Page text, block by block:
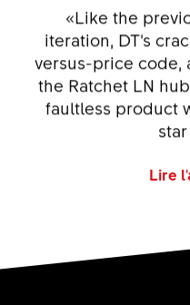
«Like the
iteration, DT’s
versus-price code,
the Ratchet LN
faultless product
Lire